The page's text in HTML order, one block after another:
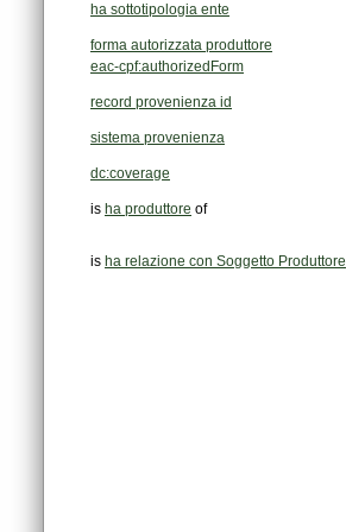
ha sottotipologia ente
forma autorizzata produttore
eac-cpf:authorizedForm
record provenienza id
sistema provenienza
dc:coverage
is ha produttore of
is ha relazione con Soggetto Produttore